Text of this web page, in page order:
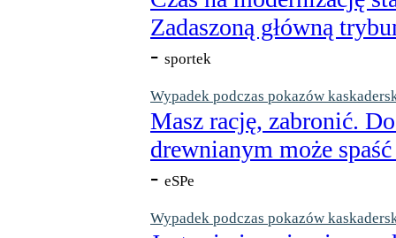
Zadaszoną główną
- sportek
Wypadek podczas pokazów
Masz rację, zabronić.
drewnianym może
- eSPe
Wypadek podczas pokazów